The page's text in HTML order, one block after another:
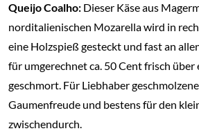
Queijo Coalho: Dieser Käse aus
norditalienischen Mozarella wird in
eine Holzspieß gesteckt und fast an
für umgerechnet ca. 50 Cent frisch
geschmort. Für Liebhaber
Gaumenfreude und bestens für den
zwischendurch.